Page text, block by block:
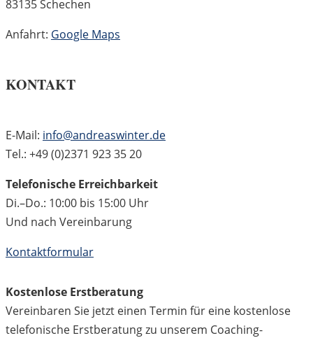
83135 Schechen
Anfahrt: Google Maps
KONTAKT
E-Mail: info@andreaswinter.de
Tel.: +49 (0)2371 923 35 20
Telefonische Erreichbarkeit
Di.–Do.: 10:00 bis 15:00 Uhr
Und nach Vereinbarung
Kontaktformular
Kostenlose Erstberatung
Vereinbaren Sie jetzt einen Termin für eine kostenlose
telefonische Erstberatung zu unserem Coaching-